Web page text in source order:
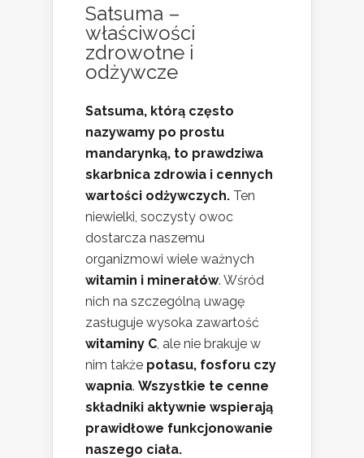
Satsuma –
właściwości
zdrowotne i
odżywcze
Satsuma, którą często
nazywamy po prostu
mandarynką, to prawdziwa
skarbnica zdrowia i cennych
wartości odżywczych. Ten
niewielki, soczysty owoc
dostarcza naszemu
organizmowi wiele ważnych
witamin i minerałów. Wśród
nich na szczególną uwagę
zasługuje wysoka zawartość
witaminy C, ale nie brakuje w
nim także potasu, fosforu czy
wapnia. Wszystkie te cenne
składniki aktywnie wspierają
prawidłowe funkcjonowanie
naszego ciała.